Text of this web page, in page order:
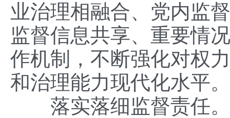
业治理相融合、党内监
监督信息共享、重要情
作机制，不断强化对权
和治理能力现代化水平。
落实落细监督责任。